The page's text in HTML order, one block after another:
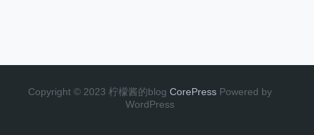
Copyright © 2023 柠檬酱的blog CorePress Powered by
WordPress